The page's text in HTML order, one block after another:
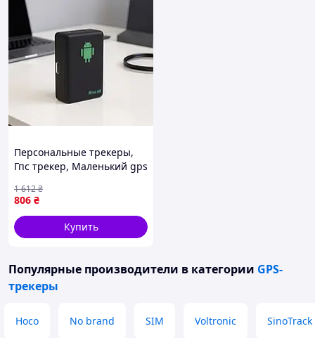
Персональные трекеры,
Гпс трекер, Маленький gps
Водонепроницаемый gps
трекер, Gps трекер для
техники, FRC
806 ₴
1 612₴
Купить
Популярные производители в категории GPS-
трекеры
Hoco No brand SIM Voltronic SinoTrack